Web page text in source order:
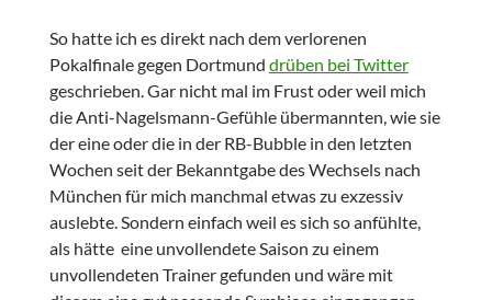
So hatte ich es direkt nach dem verlorenen
Pokalfinale gegen Dortmund drüben bei Twitter
geschrieben. Gar nicht mal im Frust oder weil mich
die Anti-Nagelsmann-Gefühle übermannten, wie sie
der eine oder die in der RB-Bubble in den letzten
Wochen seit der Bekanntgabe des Wechsels nach
München für mich manchmal etwas zu exzessiv
auslebte. Sondern einfach weil es sich so anfühlte,
als hätte eine unvollendete Saison zu einem
unvollendeten Trainer gefunden und wäre mit